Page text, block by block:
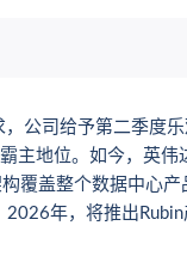
公司给予第二季度乐
主地位。如今，英伟
覆盖整个数据中心产
年，将推出